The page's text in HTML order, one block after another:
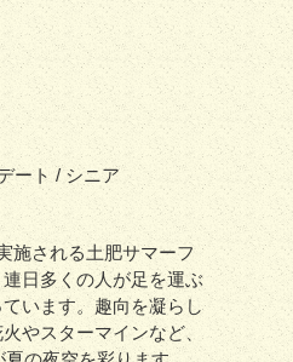
ート / シニア
施される土肥サマーフ
日多くの人が足を運ぶ
います。趣向を凝らし
やスターマインなど、